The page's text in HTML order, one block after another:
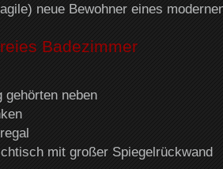
neue Bewohner eines
Badezimmer
gehörten neben
mit großer Spiegelrückwand